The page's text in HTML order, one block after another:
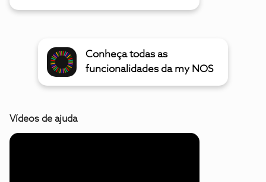
Conheça todas as
funcionalidades da my NOS
Vídeos de ajuda